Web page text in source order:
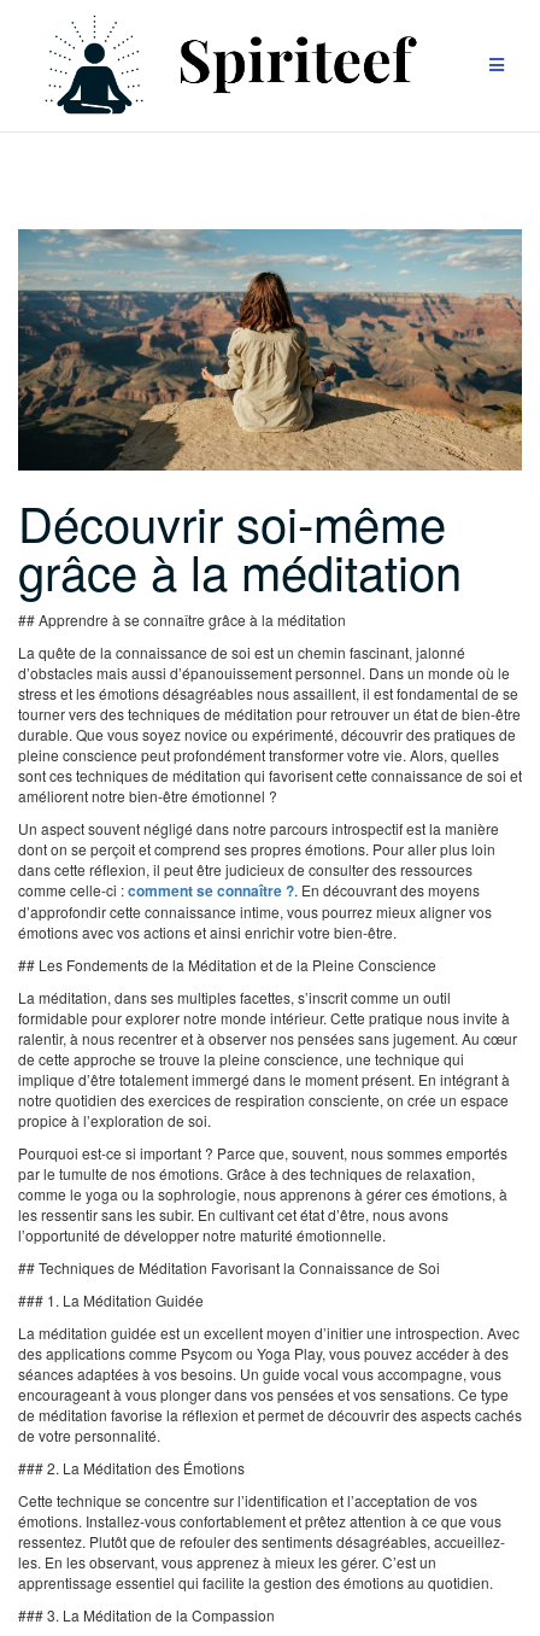
contenu
Découvrir soi-même
grâce à la méditation
## Apprendre à se connaître grâce à la méditation
La quête de la connaissance de soi est un chemin fascinant, jalonné
d’obstacles mais aussi d’épanouissement personnel. Dans un monde où le
stress et les émotions désagréables nous assaillent, il est fondamental de se
tourner vers des techniques de méditation pour retrouver un état de bien-être
durable. Que vous soyez novice ou expérimenté, découvrir des pratiques de
pleine conscience peut profondément transformer votre vie. Alors, quelles
sont ces techniques de méditation qui favorisent cette connaissance de soi et
améliorent notre bien-être émotionnel ?
Un aspect souvent négligé dans notre parcours introspectif est la manière
dont on se perçoit et comprend ses propres émotions. Pour aller plus loin
dans cette réflexion, il peut être judicieux de consulter des ressources
comme celle-ci :comment se connaître ?. En découvrant des moyens
d’approfondir cette connaissance intime, vous pourrez mieux aligner vos
émotions avec vos actions et ainsi enrichir votre bien-être.
## Les Fondements de la Méditation et de la Pleine Conscience
La méditation, dans ses multiples facettes, s’inscrit comme un outil
formidable pour explorer notre monde intérieur. Cette pratique nous invite à
ralentir, à nous recentrer et à observer nos pensées sans jugement. Au cœur
de cette approche se trouve la pleine conscience, une technique qui
implique d’être totalement immergé dans le moment présent. En intégrant à
notre quotidien des exercices de respiration consciente, on crée un espace
propice à l’exploration de soi.
Pourquoi est-ce si important ? Parce que, souvent, nous sommes emportés
par le tumulte de nos émotions. Grâce à des techniques de relaxation,
comme le yoga ou la sophrologie, nous apprenons à gérer ces émotions, à
les ressentir sans les subir. En cultivant cet état d’être, nous avons
l’opportunité de développer notre maturité émotionnelle.
## Techniques de Méditation Favorisant la Connaissance de Soi
### 1. La Méditation Guidée
La méditation guidée est un excellent moyen d’initier une introspection. Avec
des applications comme Psycom ou Yoga Play, vous pouvez accéder à des
séances adaptées à vos besoins. Un guide vocal vous accompagne, vous
encourageant à vous plonger dans vos pensées et vos sensations. Ce type
de méditation favorise la réflexion et permet de découvrir des aspects cachés
de votre personnalité.
### 2. La Méditation des Émotions
Cette technique se concentre sur l’identification et l’acceptation de vos
émotions. Installez-vous confortablement et prêtez attention à ce que vous
ressentez. Plutôt que de refouler des sentiments désagréables, accueillez-
les. En les observant, vous apprenez à mieux les gérer. C’est un
apprentissage essentiel qui facilite la gestion des émotions au quotidien.
### 3. La Méditation de la Compassion